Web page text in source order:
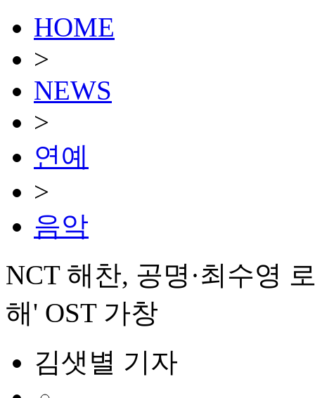
HOME
>
NEWS
>
연예
>
음악
NCT 해찬, 공명·최수영
해' OST 가창
김샛별 기자